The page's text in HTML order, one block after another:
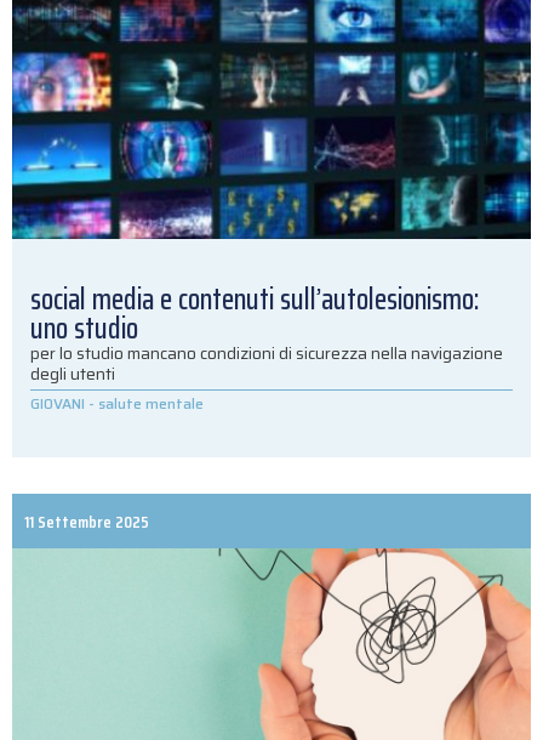
social media e contenuti sull’autolesionismo:
uno studio
per lo studio mancano condizioni di sicurezza nella navigazione
degli utenti
GIOVANI - salute mentale
11 Settembre 2025